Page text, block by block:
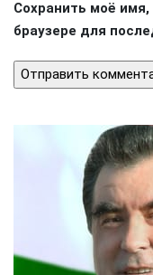
Сохранить моё
браузере для